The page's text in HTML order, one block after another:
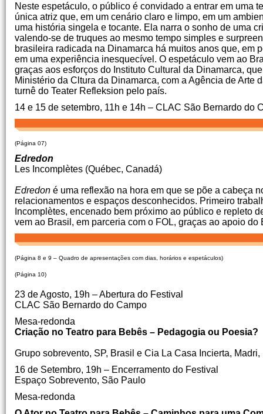
Neste espetáculo, o público é convidado a entrar em uma
única atriz que, em um cenário claro e limpo, em um
uma história singela e tocante. Ela narra o sonho de uma
valendo-se de truques ao mesmo tempo simples e
brasileira radicada na Dinamarca há muitos anos que, em
em uma experiência inesquecível. O espetáculo vem ao
graças aos esforços do Instituto Cultural da Dinamarca,
Ministério da Cltura da Dinamarca, com a Agência de
turnê do Teater Refleksion pelo país.
14 e 15 de setembro, 11h e 14h – CLAC São Bernardo do
(Página 07)
Edredon
Les Incomplètes (Québec, Canadá)
Edredon é uma reflexão na hora em que se põe a cabeça
relacionamentos e espaços desconhecidos. Primeiro
Incomplètes, encenado bem próximo ao público e repleto
vem ao Brasil, em parceria com o FOL, graças ao apoio
(Página 8 e 9 – Quadro de apresentações com dias, horários e espetáculos)
(Página 10)
23 de Agosto, 19h – Abertura do Festival
CLAC São Bernardo do Campo
Mesa-redonda
Criação no Teatro para Bebês – Pedagogia ou Poesia?
Grupo sobrevento, SP, Brasil e Cia La Casa Incierta,
16 de Setembro, 19h – Encerramento do Festival
Espaço Sobrevento, São Paulo
Mesa-redonda